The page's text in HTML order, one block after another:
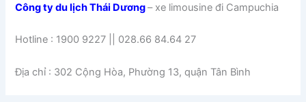
Công ty du lịch Thái Dương– xe limousine đi Campuchia
Hotline : 1900 9227 || 028.66 84.64 27
Địa chỉ : 302 Cộng Hòa, Phường 13, quận Tân Bình